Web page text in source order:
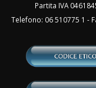
Partita IVA
Telefono: 06 510775 1 -